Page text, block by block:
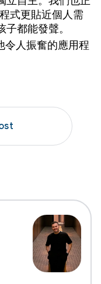
式更貼近個人需
都能發聲。
令人振奮的應用程